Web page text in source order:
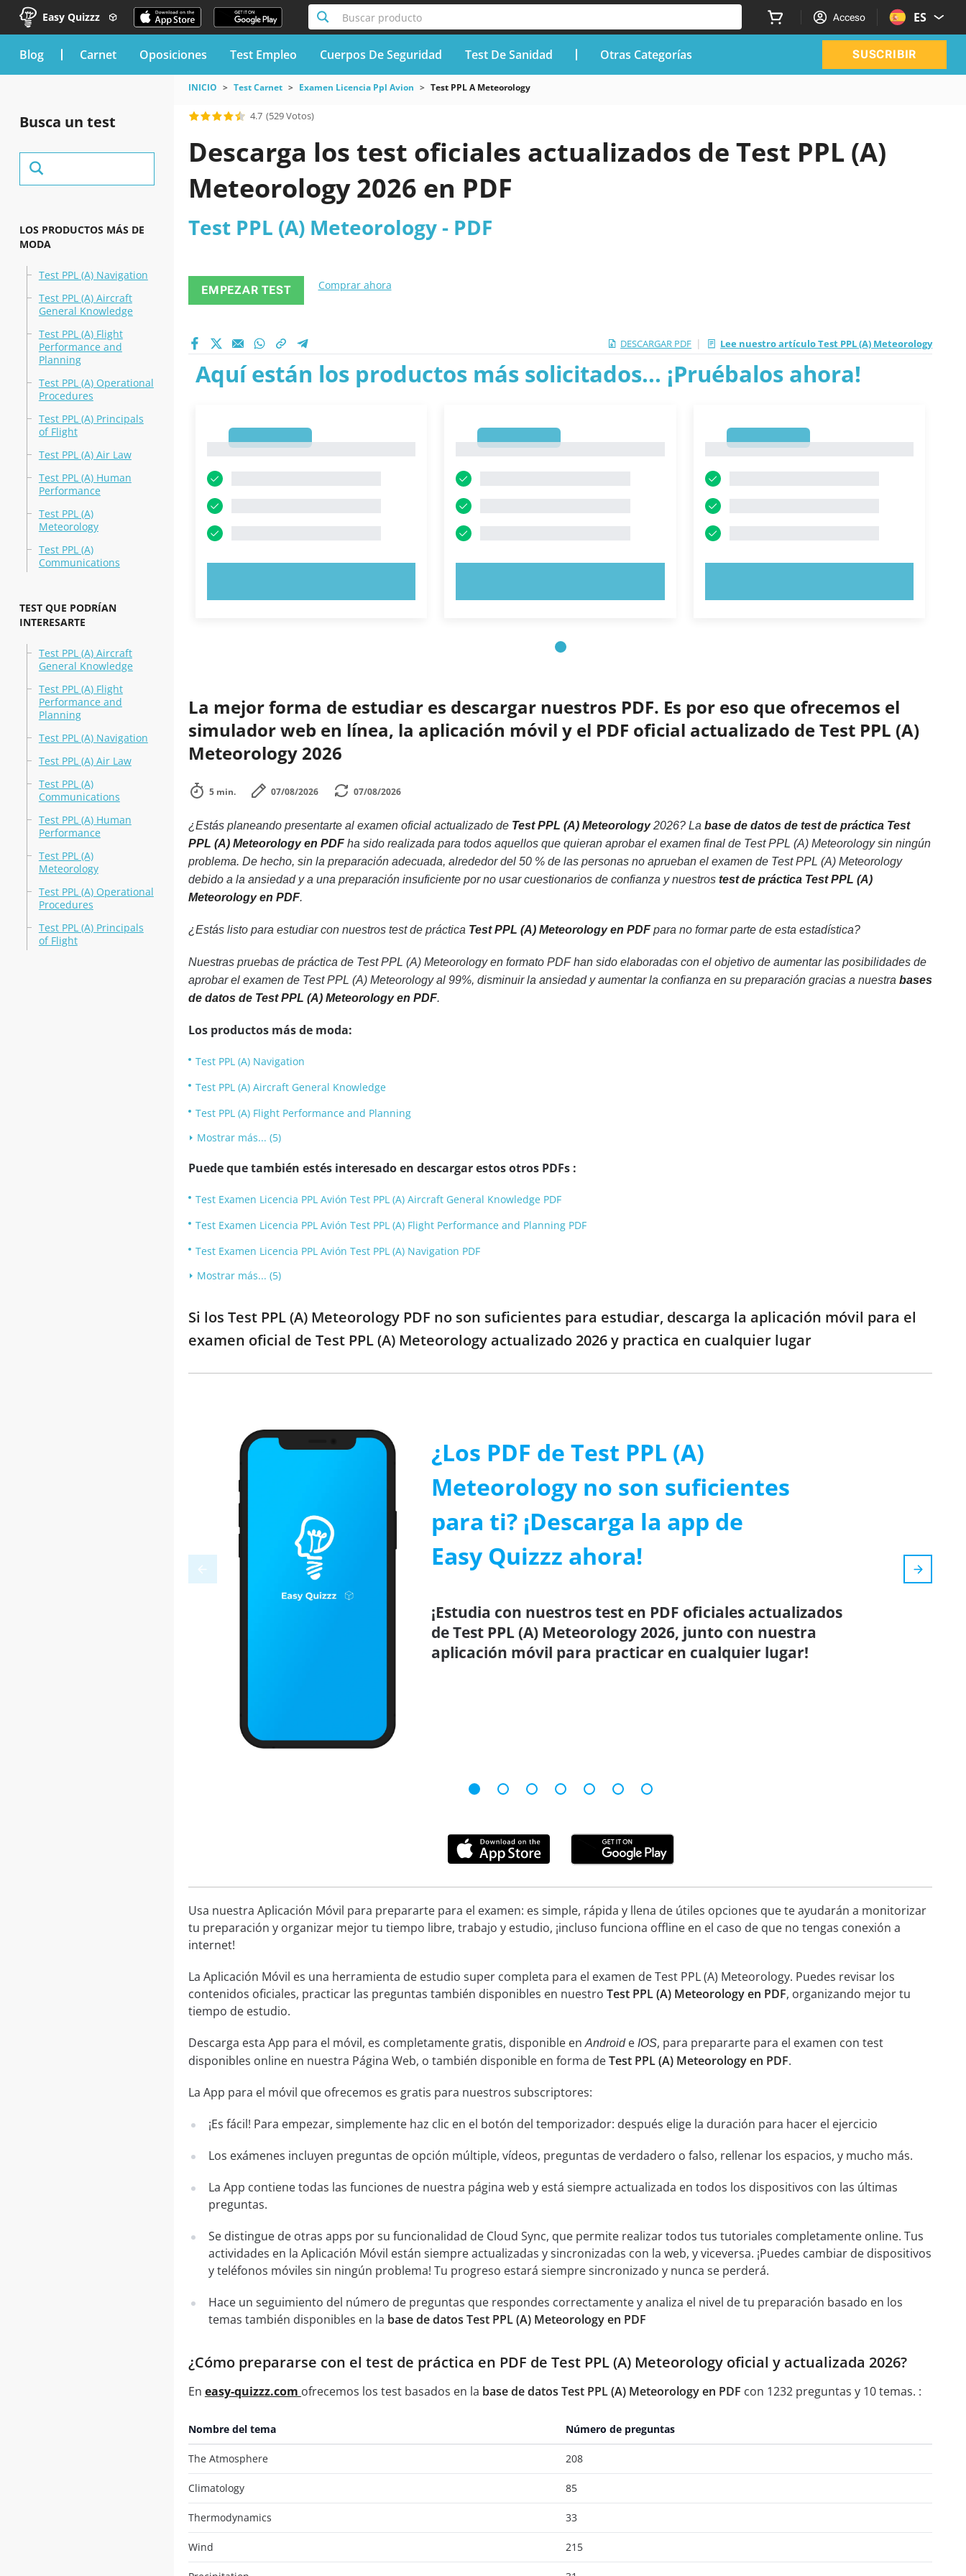
Easy Quizzz Buscar producto Acceso ES
blog Carnet Oposiciones Test Empleo Cuerpos De Seguridad Test De Sanidad Otras Categorías SUSCRIBIR
Busca un test
LOS PRODUCTOS MÁS DE
MODA
Test PPL (A) Navigation
Test PPL (A) Aircraft
General Knowledge
Test PPL (A) Flight
Performance and
Planning
Test PPL (A) Operational
Procedures
Test PPL (A) Principals
of Flight
Test PPL (A) Air Law
Test PPL (A) Human
Performance
Test PPL (A)
Meteorology
Test PPL (A)
Communications
TEST QUE PODRÍAN
INTERESARTE
Test PPL (A) Aircraft
General Knowledge
Test PPL (A) Flight
Performance and
Planning
Test PPL (A) Navigation
Test PPL (A) Air Law
Test PPL (A)
Communications
Test PPL (A) Human
Performance
Test PPL (A)
Meteorology
Test PPL (A) Operational
Procedures
Test PPL (A) Principals
of Flight
INICIO Test Carnet Examen Licencia Ppl Avion Test PPL A Meteorology
4.7 (529 Votos)
Descarga los test oficiales actualizados de Test PPL (A)
Meteorology 2026 en PDF
Test PPL (A) Meteorology - PDF
EMPEZAR TEST Comprar ahora
DESCARGAR PDF | Lee nuestro artículo Test PPL (A) Meteorology
Aquí están los productos más solicitados... ¡Pruébalos ahora!
La mejor forma de estudiar es descargar nuestros PDF. Es por eso que ofrecemos el
simulador web en línea, la aplicación móvil y el PDF oficial actualizado de Test PPL (A)
Meteorology 2026
5 min. 07/08/2026 07/08/2026
¿Estás planeando presentarte al examen oficial actualizado de Test PPL (A) Meteorology2026? La base de datos de test de práctica Test
PPL (A) Meteorology en PDFha sido realizada para todos aquellos que quieran aprobar el examen final de Test PPL (A) Meteorology sin ningún
problema. De hecho, sin la preparación adecuada, alrededor del 50 % de las personas no aprueban el examen de Test PPL (A) Meteorology
debido a la ansiedad y a una preparación insuficiente por no usar cuestionarios de confianza y nuestros test de práctica Test PPL (A)
Meteorology en PDF.
¿Estás listo para estudiar con nuestros test de práctica Test PPL (A) Meteorology en PDFpara no formar parte de esta estadística?
Nuestras pruebas de práctica de Test PPL (A) Meteorology en formato PDF han sido elaboradas con el objetivo de aumentar las posibilidades de
aprobar el examen de Test PPL (A) Meteorology al 99%, disminuir la ansiedad y aumentar la confianza en su preparación gracias a nuestra bases
de datos de Test PPL (A) Meteorology en PDF.
Los productos más de moda:
Test PPL (A) Navigation
Test PPL (A) Aircraft General Knowledge
Test PPL (A) Flight Performance and Planning
Mostrar más... (5)
Puede que también estés interesado en descargar estos otros PDFs :
Test Examen Licencia PPL Avión Test PPL (A) Aircraft General Knowledge PDF
Test Examen Licencia PPL Avión Test PPL (A) Flight Performance and Planning PDF
Test Examen Licencia PPL Avión Test PPL (A) Navigation PDF
Mostrar más... (5)
Si los Test PPL (A) Meteorology PDF no son suficientes para estudiar, descarga la aplicación móvil para el
examen oficial de Test PPL (A) Meteorology actualizado 2026 y practica en cualquier lugar
¿Los PDF de Test PPL (A)
Meteorology no son suficientes
para ti? ¡Descarga la app de
Easy Quizzz ahora!
¡Estudia con nuestros test en PDF oficiales actualizados
de Test PPL (A) Meteorology 2026, junto con nuestra
aplicación móvil para practicar en cualquier lugar!
Usa nuestra Aplicación Móvil para prepararte para el examen: es simple, rápida y llena de útiles opciones que te ayudarán a monitorizar
tu preparación y organizar mejor tu tiempo libre, trabajo y estudio, ¡incluso funciona offline en el caso de que no tengas conexión a
internet!
La Aplicación Móvil es una herramienta de estudio super completa para el examen de Test PPL (A) Meteorology. Puedes revisar los
contenidos oficiales, practicar las preguntas también disponibles en nuestro Test PPL (A) Meteorology en PDF, organizando mejor tu
tiempo de estudio.
Descarga esta App para el móvil, es completamente gratis, disponible enAndroide IOS, para prepararte para el examen con test
disponibles online en nuestra Página Web, o también disponible en forma deTest PPL (A) Meteorology en PDF.
La App para el móvil que ofrecemos es gratis para nuestros subscriptores:
¡Es fácil! Para empezar, simplemente haz clic en el botón del temporizador: después elige la duración para hacer el ejercicio
Los exámenes incluyen preguntas de opción múltiple, vídeos, preguntas de verdadero o falso, rellenar los espacios, y mucho más.
La App contiene todas las funciones de nuestra página web y está siempre actualizada en todos los dispositivos con las últimas
preguntas.
Se distingue de otras apps por su funcionalidad de Cloud Sync, que permite realizar todos tus tutoriales completamente online. Tus
actividades en la Aplicación Móvil están siempre actualizadas y sincronizadas con la web, y viceversa. ¡Puedes cambiar de dispositivos
y teléfonos móviles sin ningún problema! Tu progreso estará siempre sincronizado y nunca se perderá.
Hace un seguimiento del número de preguntas que respondes correctamente y analiza el nivel de tu preparación basado en los
temas también disponibles en la base de datos Test PPL (A) Meteorology en PDF
¿Cómo prepararse con el test de práctica en PDF de Test PPL (A) Meteorology oficial y actualizada 2026?
En easy-quizzz.com ofrecemos los test basados en la base de datos Test PPL (A) Meteorology en PDF con 1232 preguntas y 10 temas. :
Nombre del tema Número de preguntas
The Atmosphere 208
Climatology 85
Thermodynamics 33
Wind 215